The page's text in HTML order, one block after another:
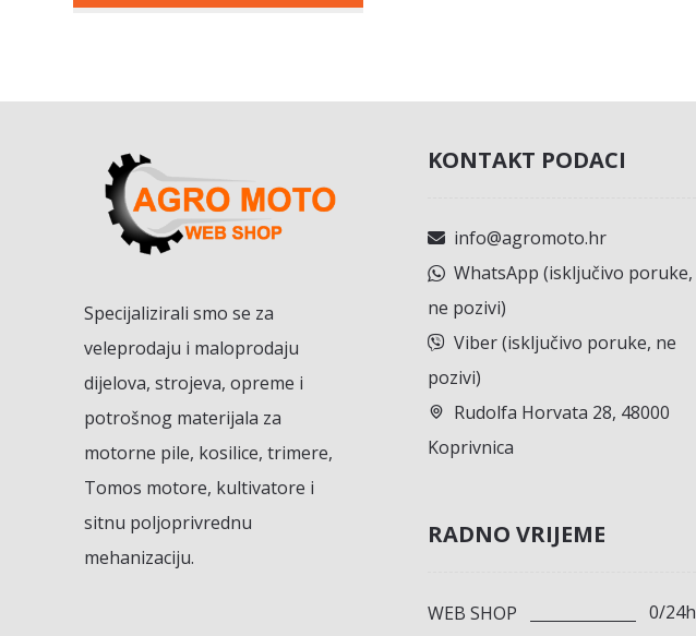
Specijalizirali smo se za
veleprodaju i maloprodaju
dijelova, strojeva, opreme i
potrošnog materijala za
motorne pile, kosilice, trimere,
Tomos motore, kultivatore i
sitnu poljoprivrednu
mehanizaciju.
KONTAKT PODACI
info@agromoto.hr
WhatsApp (isključivo poruke,
ne pozivi)
Viber (isključivo poruke, ne
pozivi)
Rudolfa Horvata 28, 48000
Koprivnica
RADNO VRIJEME
WEB SHOP 0/24h